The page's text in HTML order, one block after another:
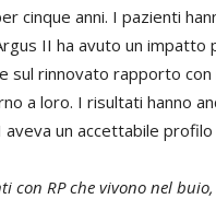
cinque anni. I pazienti
II ha avuto un impatto
sul rinnovato rapporto con
a loro. I risultati hanno
aveva un accettabile profilo
con RP che vivono nel